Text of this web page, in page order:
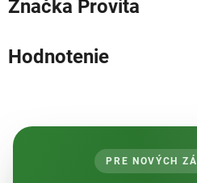
Značka Provita
Hodnotenie
PRE NOVÝCH